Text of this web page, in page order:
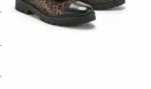
rutschfeste, flexible
Laufsohle
€ 99,95